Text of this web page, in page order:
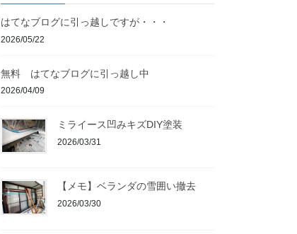
はてなブログに引っ越しですが・・・
2026/05/22
無料 はてなブログに引っ越し中
2026/04/09
ミライース凹みキズDIY塗装
2026/03/31
【メモ】ベランダの雪囲い撤去
2026/03/30